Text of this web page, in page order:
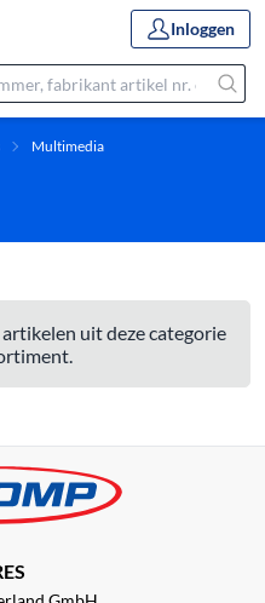
Inloggen
Multimedia
uit deze categorie